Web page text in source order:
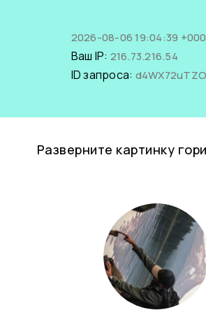
2026-08-06 19:04:39
Ваш IP: 216.73.216.54
ID запроса:
Разверните картинку